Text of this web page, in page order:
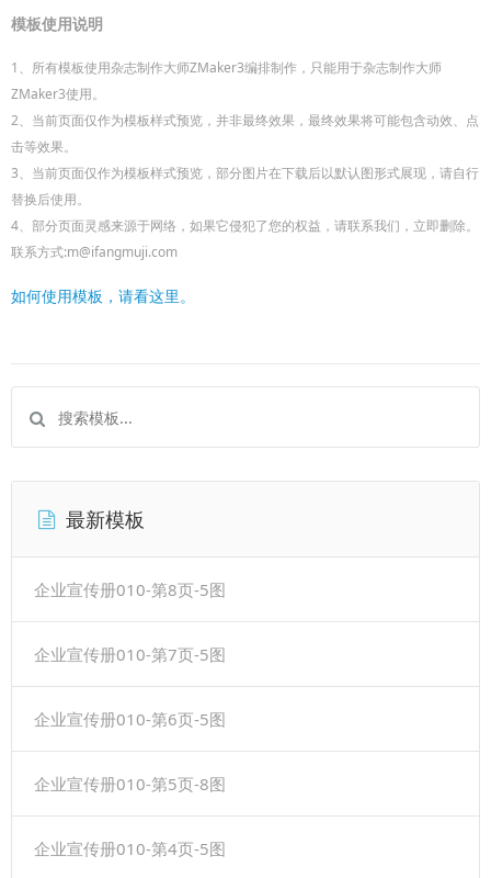
模板使用说明
1、所有模板使用杂志制作大师ZMaker3编排制作，只能用于杂志制作大师
ZMaker3使用。
2、当前页面仅作为模板样式预览，并非最终效果，最终效果将可能包含动效、点
击等效果。
3、当前页面仅作为模板样式预览，部分图片在下载后以默认图形式展现，请自行
替换后使用。
4、部分页面灵感来源于网络，如果它侵犯了您的权益，请联系我们，立即删除。
联系方式:m@ifangmuji.com
如何使用模板，请看这里。
最新模板
企业宣传册010-第8页-5图
企业宣传册010-第7页-5图
企业宣传册010-第6页-5图
企业宣传册010-第5页-8图
企业宣传册010-第4页-5图